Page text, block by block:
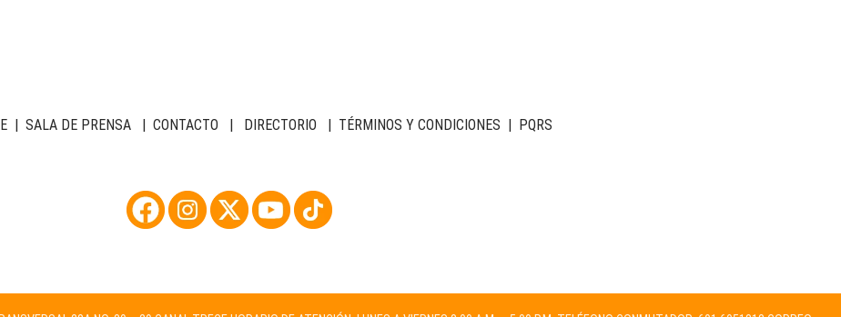
| SALA DE PRENSA | CONTACTO | DIRECTORIO | TÉRMINOS Y CONDICIONES | PQRS